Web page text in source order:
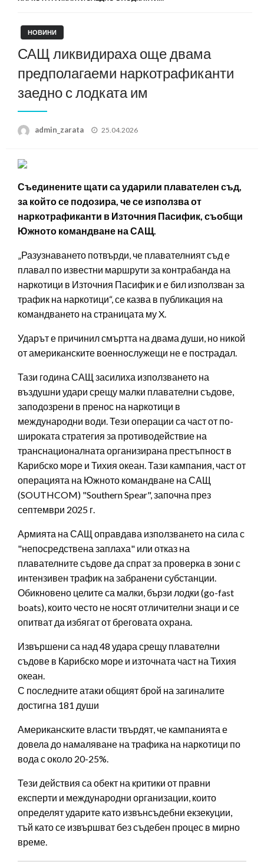
НОВИНИ
САЩ ликвидираха още двама
предполагаеми наркотрафиканти
заедно с лодката им
admin_zarata
Posted
25.04.2026
Съединените щати са ударили плавателен съд,
за който се подозира, че се използва от
наркотрафиканти в Източния Пасифик, съобщи
Южното командване на САЩ.
„Разузнаването потвърди, че плавателният съд е
плавал по известни маршрути за контрабанда на
наркотици в Източния Пасифик и е бил използван за
трафик на наркотици“, се казва в публикация на
командването на страницата му X.
Ударът е причинил смъртта на двама души, но никой
от американските военнослужещи не е пострадал.
Тази година САЩ засилиха използването на
въздушни удари срещу малки плавателни съдове,
заподозрени в пренос на наркотици в
международни води. Тези операции са част от по-
широката стратегия за противодействие на
транснационалната организирана престъпност в
Карибско море и Тихия океан. Тази кампания, част от
операцията на Южното командване на САЩ
(SOUTHCOM) "Southern Spear", започна през
септември 2025 г.
Армията на САЩ оправдава използването на сила с
"непосредствена заплаха" или отказ на
плавателните съдове да спрат за проверка в зони с
интензивен трафик на забранени субстанции.
Обикновено целите са малки, бързи лодки (go-fast
boats), които често не носят отличителни знаци и се
опитват да избягат от бреговата охрана.
Извършени са над 48 удара срещу плавателни
съдове в Карибско море и източната част на Тихия
океан.
С последните атаки общият брой на загиналите
достигна 181 души
Американските власти твърдят, че кампанията е
довела до намаляване на трафика на наркотици по
вода с около 20-25%.
Тези действия са обект на критики от правни
експерти и международни организации, които
определят ударите като извънсъдебни екзекуции,
тъй като се извършват без съдебен процес в мирно
време.